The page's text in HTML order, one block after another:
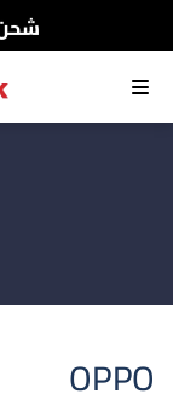
شحن
القائمة
OPPO